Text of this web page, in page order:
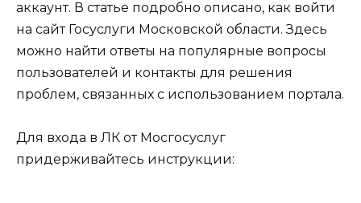
аккаунт. В статье подробно описано, как войти
на сайт Госуслуги Московской области. Здесь
можно найти ответы на популярные вопросы
пользователей и контакты для решения
проблем, связанных с использованием портала.
Для входа в ЛК от Мосгосуслуг
придерживайтесь инструкции: